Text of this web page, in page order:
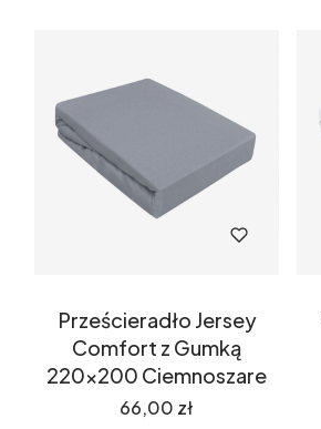
Prześcieradło Jersey
Comfort z Gumką
220x200 Ciemnoszare
Cena
66,00 zł